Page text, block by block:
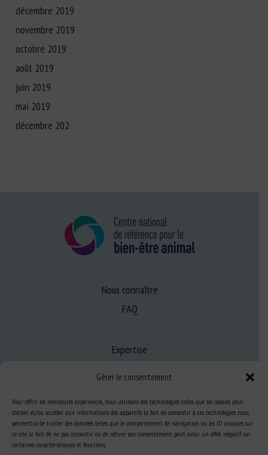
Gérer le consentement
Pour offrir les meilleures expériences, nous utilisons des technologies telles que les cookies pour
stocker et/ou accéder aux informations des appareils. Le fait de consentir à ces technologies nous
permettra de traiter des données telles que le comportement de navigation ou les ID uniques sur
ce site. Le fait de ne pas consentir ou de retirer son consentement peut avoir un effet négatif sur
certaines caractéristiques et fonctions.
décembre 2019
novembre 2019
octobre 2019
août 2019
juin 2019
mai 2019
décembre 202
Nous connaître
FAQ
Expertise
Ressources